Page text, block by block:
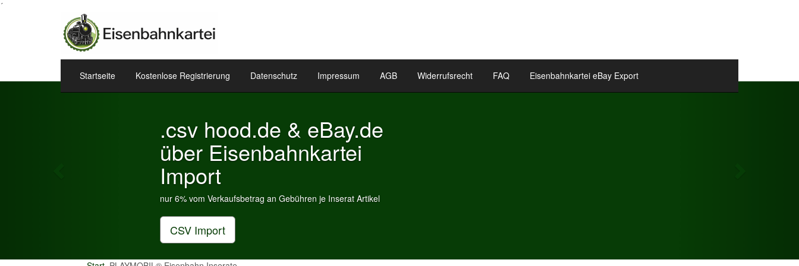
´
Startseite Kostenlose Registrierung Datenschutz Impressum AGB Widerrufsrecht FAQ Eisenbahnkartei eBay Export
.csv hood.de & eBay.de
über Eisenbahnkartei
nur 6% vom Verkaufsbetrag an Gebühren je Inserat Artikel
Previous